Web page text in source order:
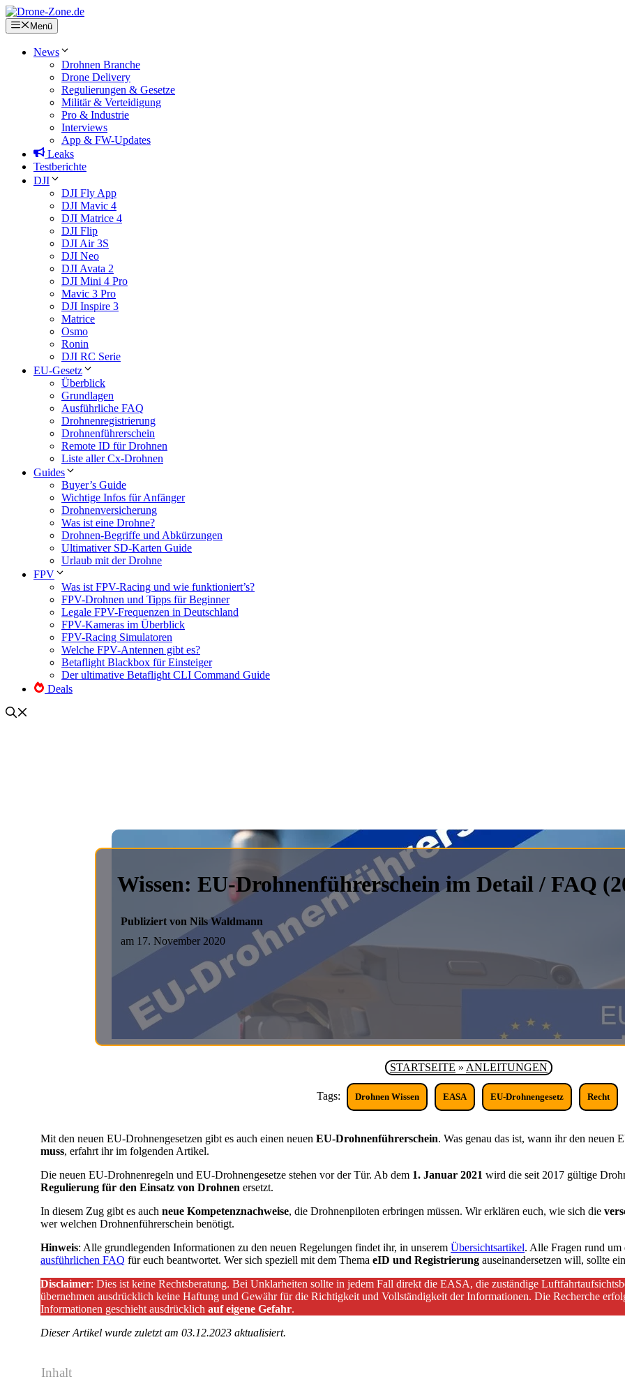
Zum
Inhalt
springen
Menü
News
Drohnen Branche
Drone Delivery
Regulierungen & Gesetze
Militär & Verteidigung
Pro & Industrie
Interviews
App & FW-Updates
Leaks
Testberichte
DJI
DJI Fly App
DJI Mavic 4
DJI Matrice 4
DJI Flip
DJI Air 3S
DJI Neo
DJI Avata 2
DJI Mini 4 Pro
Mavic 3 Pro
DJI Inspire 3
Matrice
Osmo
Ronin
DJI RC Serie
EU-Gesetz
Überblick
Grundlagen
Ausführliche FAQ
Drohnenregistrierung
Drohnenführerschein
Remote ID für Drohnen
Liste aller Cx-Drohnen
Guides
Buyer’s Guide
Wichtige Infos für Anfänger
Drohnenversicherung
Was ist eine Drohne?
Drohnen-Begriffe und Abkürzungen
Ultimativer SD-Karten Guide
Urlaub mit der Drohne
FPV
Was ist FPV-Racing und wie funktioniert’s?
FPV-Drohnen und Tipps für Beginner
Legale FPV-Frequenzen in Deutschland
FPV-Kameras im Überblick
FPV-Racing Simulatoren
Welche FPV-Antennen gibt es?
Betaflight Blackbox für Einsteiger
Der ultimative Betaflight CLI Command Guide
Deals
Wissen: EU-Drohnenführerschein im Detail / FAQ
Publiziert von Nils Waldmann
am 17. November 2020
STARTSEITE » ANLEITUNGEN
Tags: Drohnen Wissen EASA EU-Drohnengesetz Recht
Mit den neuen EU-Drohnengesetzen gibt es auch einen neuen EU-Drohnenführerschein. Was genau das ist, wann ihr den
muss, erfahrt ihr im folgenden Artikel.
Die neuen EU-Drohnenregeln und EU-Drohnengesetze stehen vor der Tür. Ab dem 1. Januar 2021 wird die seit 2017 gültige
Regulierung für den Einsatz von Drohnen ersetzt.
In diesem Zug gibt es auch neue Kompetenznachweise, die Drohnenpiloten erbringen müssen. Wir erklären euch, wie sich die
wer welchen Drohnenführerschein benötigt.
Hinweis: Alle grundlegenden Informationen zu den neuen Regelungen findet ihr, in unserem Übersichtsartikel. Alle Fragen rund
ausführlichen FAQ für euch beantwortet. Wer sich speziell mit dem Thema eID und Registrierung auseinandersetzen will, sollte
Disclaimer: Dies ist keine Rechtsberatung. Bei Unklarheiten sollte in jedem Fall direkt die EASA, die zuständige
übernehmen ausdrücklich keine Haftung und Gewähr für die Richtigkeit und Vollständigkeit der Informationen. Die Recherche
Informationen geschieht ausdrücklich auf eigene Gefahr.
Dieser Artikel wurde zuletzt am 03.12.2023 aktualisiert.
Inhalt